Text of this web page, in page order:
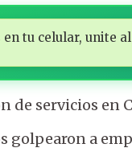
tu celular, unite
de servicios en
golpearon a